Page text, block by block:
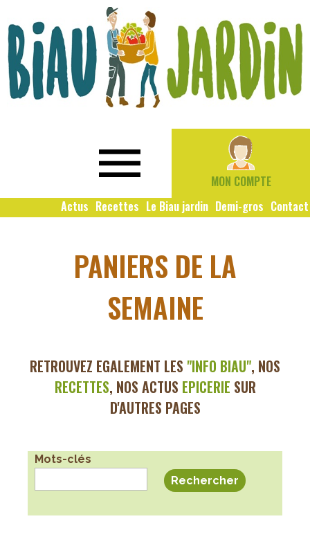
MON COMPTE
Actus Recettes Le Biau jardin Demi-gros Contact
PANIERS DE LA
SEMAINE
RETROUVEZ EGALEMENT LES "INFO BIAU", NOS
RECETTES, NOS ACTUS EPICERIE SUR
D'AUTRES PAGES
Mots-clés